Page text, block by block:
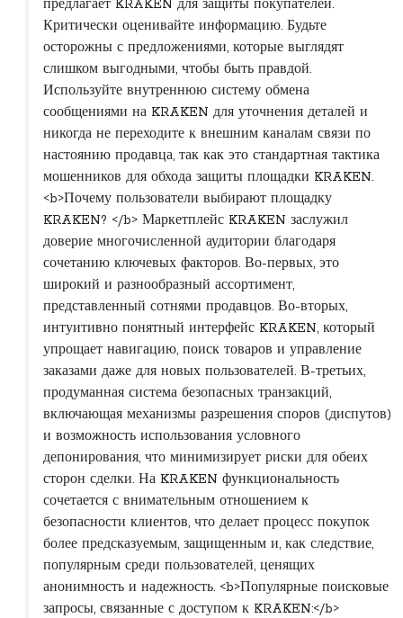
предлагает KRAKEN для защиты покупателей.
Критически оценивайте информацию. Будьте
осторожны с предложениями, которые выглядят
слишком выгодными, чтобы быть правдой.
Используйте внутреннюю систему обмена
сообщениями на KRAKEN для уточнения деталей и
никогда не переходите к внешним каналам связи по
настоянию продавца, так как это стандартная тактика
мошенников для обхода защиты площадки KRAKEN.
<b>Почему пользователи выбирают площадку
KRAKEN? </b> Маркетплейс KRAKEN заслужил
доверие многочисленной аудитории благодаря
сочетанию ключевых факторов. Во-первых, это
широкий и разнообразный ассортимент,
представленный сотнями продавцов. Во-вторых,
интуитивно понятный интерфейс KRAKEN, который
упрощает навигацию, поиск товаров и управление
заказами даже для новых пользователей. В-третьих,
продуманная система безопасных транзакций,
включающая механизмы разрешения споров (диспутов)
и возможность использования условного
депонирования, что минимизирует риски для обеих
сторон сделки. На KRAKEN функциональность
сочетается с внимательным отношением к
безопасности клиентов, что делает процесс покупок
более предсказуемым, защищенным и, как следствие,
популярным среди пользователей, ценящих
анонимность и надежность. <b>Популярные поисковые
запросы, связанные с доступом к KRAKEN:</b>